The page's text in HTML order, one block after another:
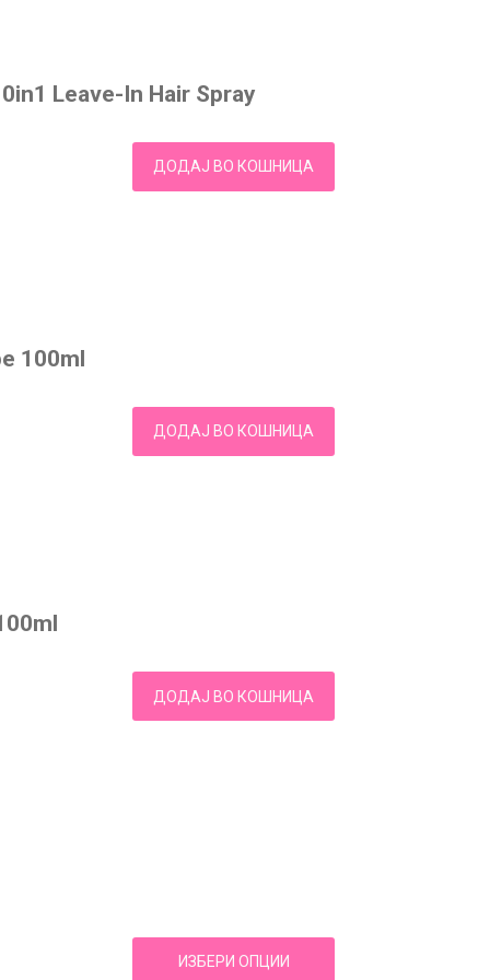
Leave-In Hair Spray
ДОДАЈ ВО КОШНИЦА
100ml
ДОДАЈ ВО КОШНИЦА
ДОДАЈ ВО КОШНИЦА
ИЗБЕРИ ОПЦИИ